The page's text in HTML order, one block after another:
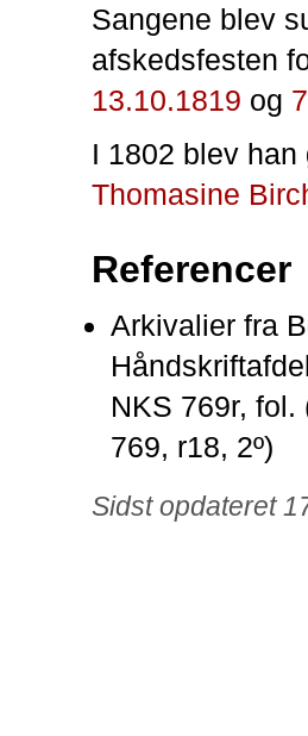
Sangene blev
afskedsfesten
13.10.1819 og
I 1802 blev
Thomasine
Referencer
Arkivalier fra
NKS 769r,
769, r18, 2º)
Sidst opdateret